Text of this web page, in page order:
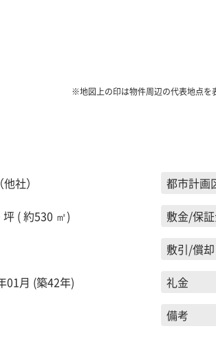
※地図上の印は物件周辺の代表地点を
社）
( 約530 ㎡)
01月 (築42年)
都市計画
敷金/保
敷引/償却
礼金
備考